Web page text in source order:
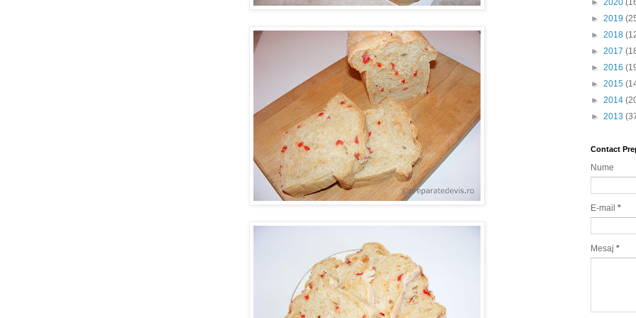
► 2020
► 2019
► 2018
► 2017
► 2016
► 2015
► 2014
► 2013
Contact
Nume
E-mail *
Mesaj *